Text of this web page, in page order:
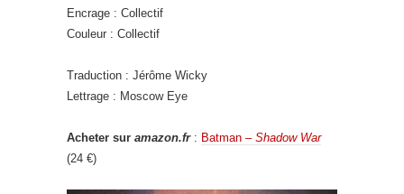
Encrage : Collectif
Couleur : Collectif
Traduction : Jérôme Wicky
Lettrage : Moscow Eye
Acheter sur amazon.fr: Batman – Shadow War
(24 €)